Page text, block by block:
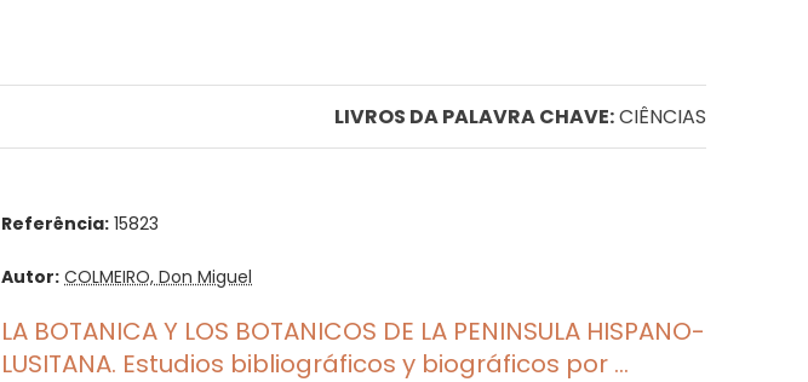
LIVROS DA PALAVRA CHAVE:CIÊNCIAS
Referência: 15823
Autor: COLMEIRO, Don Miguel
LA BOTANICA Y LOS BOTANICOS DE LA PENINSULA HISPANO-
LUSITANA. Estudios bibliográficos y biográficos por ...